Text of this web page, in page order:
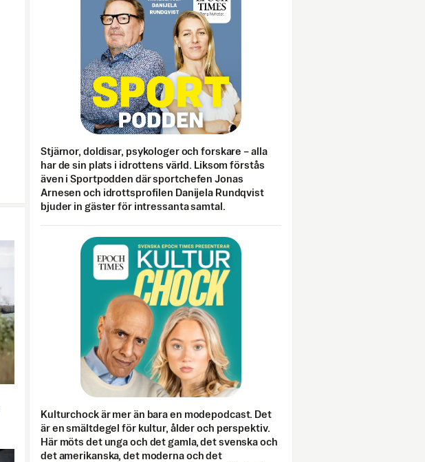
Stjärnor, doldisar, psykologer och forskare – alla
har de sin plats i idrottens värld. Liksom förstås
även i Sportpodden där sportchefen Jonas
Arnesen och idrottsprofilen Danijela Rundqvist
bjuder in gäster för intressanta samtal.
Kulturchock är mer än bara en modepodcast. Det
är en smältdegel för kultur, ålder och perspektiv.
Här möts det unga och det gamla, det svenska och
det amerikanska, det moderna och det